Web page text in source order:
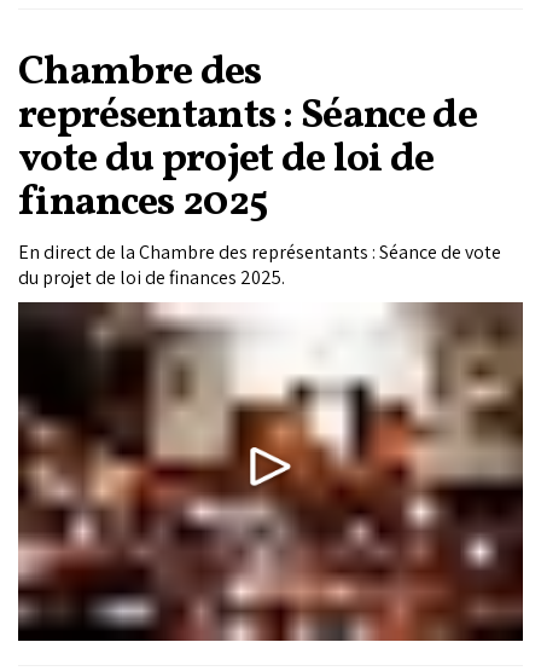
Chambre des
représentants : Séance de
vote du projet de loi de
finances 2025
En direct de la Chambre des représentants : Séance de vote
du projet de loi de finances 2025.